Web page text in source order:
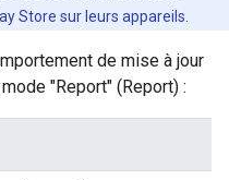
Store sur leurs appareils.
de mise à jour
"Report" (Report) :